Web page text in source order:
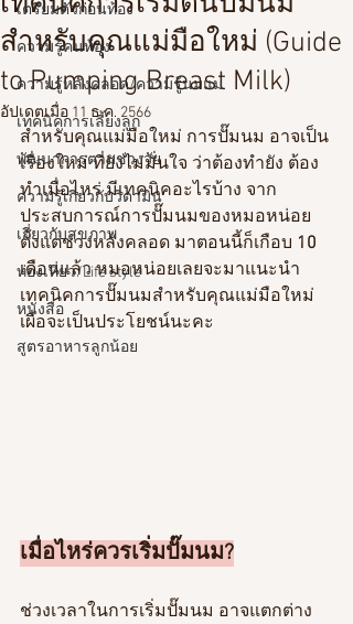
เตรียมตัวก่อนท้อง
ความรู้คนท้อง
ความรู้หลังคลอด/ความรู้นมแม่
เทคนิคการเลี้ยงลูก
พัฒนาการตามช่วงวัย
ความรู้เกี่ยวกับวิตามิน
เกี่ยวกับสุขภาพ
ท่องเที่ยว/Life style
หนังสือ
สูตรอาหารลูกน้อย
สำหรับคุณแม่มือใหม่ (Guide
to Pumping Breast Milk)
อัปเดตเมื่อ 11 ธ.ค. 2566
สำหรับคุณแม่มือใหม่ การปั๊มนม อาจเป็น
เรื่องใหม่ ที่ยังไม่มั่นใจ ว่าต้องทำยัง ต้อง
ทำเมื่อไหร่ มีเทคนิคอะไรบ้าง จาก
ประสบการณ์การปั๊มนมของหมอหน่อย
ตั้งแต่ช่วงหลังคลอด มาตอนนี้ก็เกือบ 10
เดือนแล้ว หมอหน่อยเลยจะมาแนะนำ
เทคนิคการปั๊มนมสำหรับคุณแม่มือใหม่
เผื่อจะเป็นประโยชน์นะคะ
เมื่อไหร่ควรเริ่มปั๊มนม?
ช่วงเวลาในการเริ่มปั๊มนม อาจแตกต่าง